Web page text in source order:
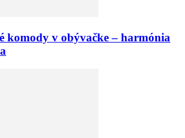
komody v obývačke – harmónia